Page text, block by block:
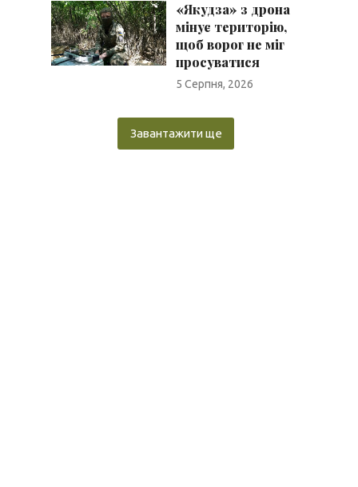
«Якудза» з дрона
мінує територію,
щоб ворог не міг
просуватися
5 Серпня, 2026
Завантажити ще